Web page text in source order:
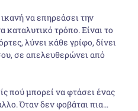
να επηρεάσει την
τρόπο. Είναι το
λύνει κάθε γρίφο, δίνει
σε απελευθερώνει από
πού μπορεί να φτάσει ένας
Όταν δεν φοβάται πια…